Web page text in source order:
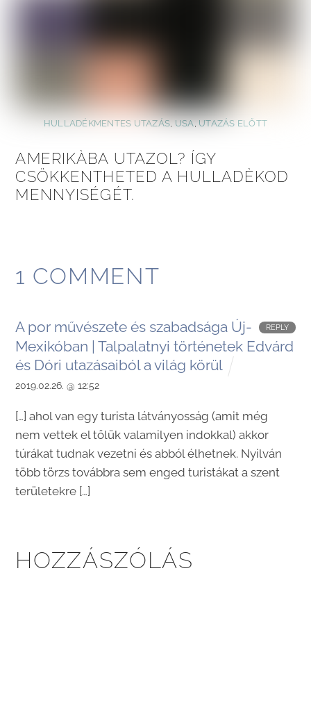
HULLADÉKMENTES UTAZÁS, USA,UTAZÁS ELŐTT
AMERIKÀBA UTAZOL? ÍGY
CSÖKKENTHETED A HULLADÈKOD
MENNYISÉGÉT.
1 COMMENT
A por művészete és szabadsága Új-
Mexikóban | Talpalatnyi történetek Edvárd
és Dóri utazásaiból a világ körül
2019.02.26. @ 12:52
[…] ahol van egy turista látványosság (amit még
nem vettek el tőlük valamilyen indokkal) akkor
túrákat tudnak vezetni és abból élhetnek. Nyilván
több törzs továbbra sem enged turistákat a szent
területekre […]
REPLY
HOZZÁSZÓLÁS